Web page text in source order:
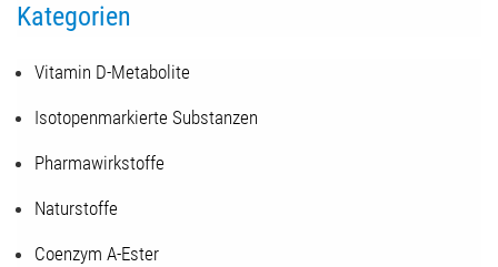
Kategorien
Vitamin D-Metabolite
Isotopenmarkierte Substanzen
Pharmawirkstoffe
Naturstoffe
Coenzym A-Ester